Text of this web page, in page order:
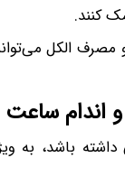
کنند.
الکل
داشته باشد، به